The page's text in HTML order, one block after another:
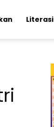
Literasi